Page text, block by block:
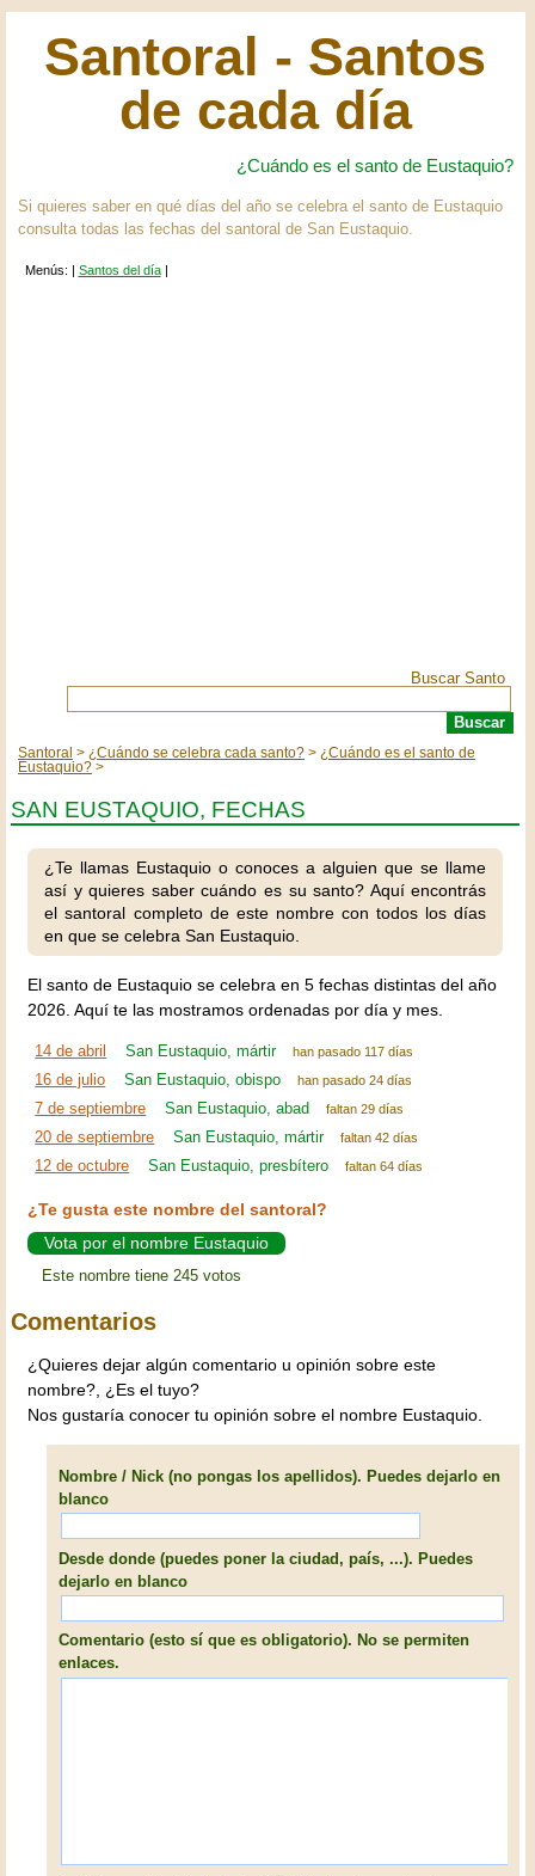
Santoral - Santos
de cada día
¿Cuándo es el santo de Eustaquio?
Si quieres saber en qué días del año se celebra el santo de Eustaquio
consulta todas las fechas del santoral de San Eustaquio.
Menús: | Santos del día|
Buscar Santo
Santoral ¿Cuándo se celebra cada santo?
¿Cuándo es el santo de
Eustaquio?
SAN EUSTAQUIO, FECHAS
¿Te llamas Eustaquio o conoces a alguien que se llame
así y quieres saber cuándo es su santo? Aquí encontrás
el santoral completo de este nombre con todos los días
en que se celebra San Eustaquio.
El santo de Eustaquio se celebra en 5 fechas distintas del año
2026. Aquí te las mostramos ordenadas por día y mes.
14 de abril San Eustaquio, mártir han pasado 117 días
16 de julio San Eustaquio, obispo han pasado 24 días
7 de septiembre San Eustaquio, abad faltan 29 días
20 de septiembre San Eustaquio, mártir faltan 42 días
12 de octubre San Eustaquio, presbítero faltan 64 días
¿Te gusta este nombre del santoral?
Vota por el nombre Eustaquio
Este nombre tiene 245 votos
Comentarios
¿Quieres dejar algún comentario u opinión sobre este
nombre?, ¿Es el tuyo?
Nos gustaría conocer tu opinión sobre el nombre Eustaquio.
Nombre / Nick (no pongas los apellidos). Puedes dejarlo en
blanco
Desde donde (puedes poner la ciudad, país, ...). Puedes
dejarlo en blanco
Comentario (esto sí que es obligatorio). No se permiten
enlaces.